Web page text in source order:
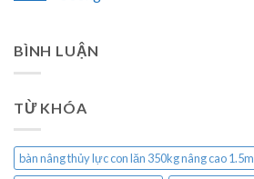
BÌNH LUẬN
TỪ KHÓA
bàn nâng thủy lực con lăn 350kg nâng cao 1.5m